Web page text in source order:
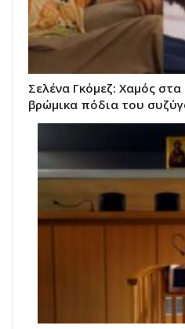
Σελένα Γκόμεζ: Χαμός
βρώμικα πόδια του